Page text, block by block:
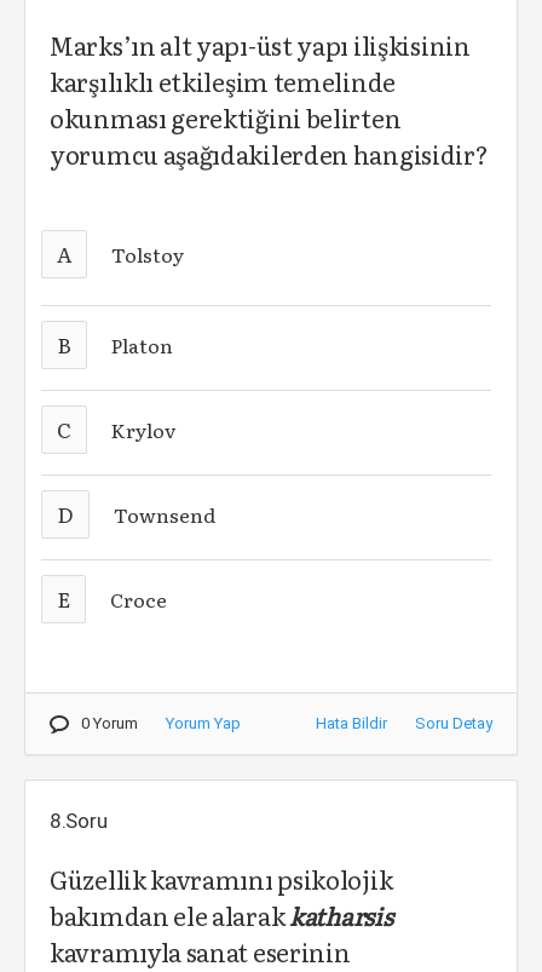
Marks’ın alt yapı-üst yapı ilişkisinin
karşılıklı etkileşim temelinde
okunması gerektiğini belirten
yorumcu aşağıdakilerden hangisidir?
A Tolstoy
B Platon
C Krylov
D Townsend
E Croce
0 Yorum Yorum Yap Hata Bildir Soru Detay
8.Soru
Güzellik kavramını psikolojik
bakımdan ele alarakkatharsis
kavramıyla sanat eserinin